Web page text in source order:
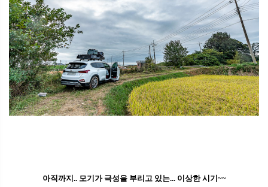
아직까지.. 모기가 극성을 부리고 있는... 이상한 시기~~